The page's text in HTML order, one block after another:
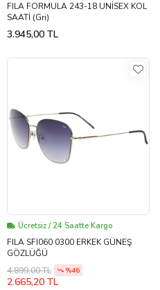
FILA FORMULA 243-18 UNİSEX KOL
SAATİ (Gri)
3.945,00 TL
Ücretsiz / 24 Saatte Kargo
FILA SFI060 0300 ERKEK GÜNEŞ
GÖZLÜĞÜ
4.899,00 TL
%46
2.665,20 TL